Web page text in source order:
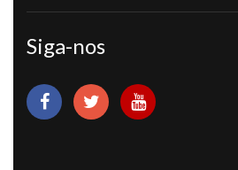
Siga-nos